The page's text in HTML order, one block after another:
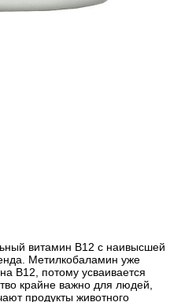
витамин B12 с наивысшей
Метилкобаламин уже
B12, потому усваивается
крайне важно для людей,
продукты животного